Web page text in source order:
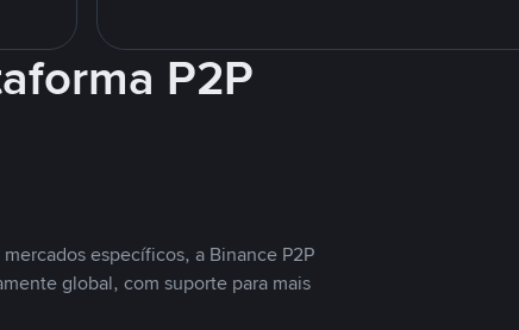
P2P
específicos, a Binance P2P
global, com suporte para mais